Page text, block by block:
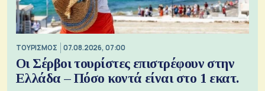
ΤΟΥΡΙΣΜΟΣ 07.08.2026, 07:00
Οι Σέρβοι τουρίστες επιστρέφουν στην
Ελλάδα – Πόσο κοντά είναι στο 1 εκατ.